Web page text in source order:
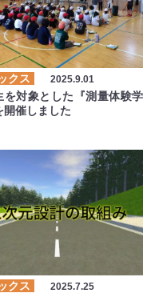
クス 2025.9.01
を対象とした『測量体験学
開催しました
クス 2025.7.25